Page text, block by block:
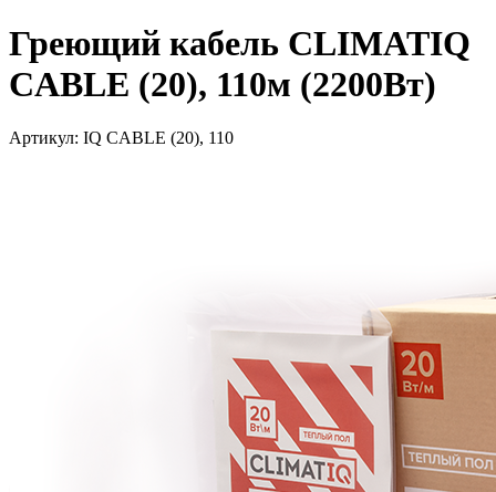
Греющий кабель CLIMATIQ
CABLE (20), 110м (2200Вт)
Артикул: IQ CABLE (20), 110